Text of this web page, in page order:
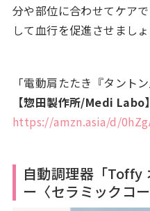
分や部位に合わせてケア
して血行を促進させましょ
「電動肩たたき『タント
【惣田製作所/Medi Labo】
https://amzn.asia/d/
自動調理器「Toffy
ー〈セラミックコ